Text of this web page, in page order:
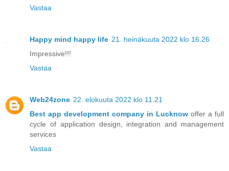
Vastaa
Happy mind happy life 21. heinäkuuta 2022 klo 16.26
Impressive!!!
Vastaa
Web24zone 22. elokuuta 2022 klo 11.21
Best app development company in Lucknow offer a full
cycle of application design, integration and management
services
Vastaa